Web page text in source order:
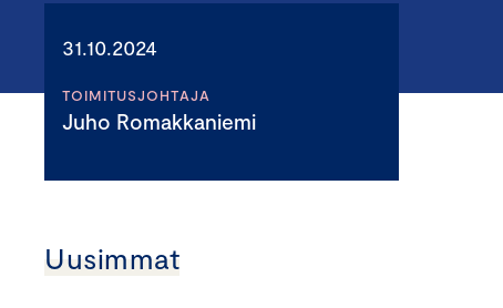
31.10.2024
TOIMITUSJOHTAJA
Juho Romakkaniemi
Uusimmat